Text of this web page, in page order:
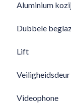
Aluminium
Dubbele
Lift
Veiligheidsdeur
Videophone